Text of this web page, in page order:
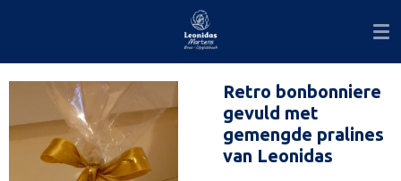
naar
de
hoofdinhoud
Retro bonbonniere
gevuld met
gemengde pralines
van Leonidas